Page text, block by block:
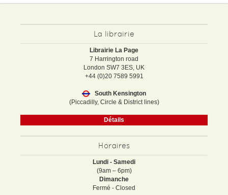
La librairie
Librairie La Page
7 Harrington road
London SW7 3ES, UK
+44 (0)20 7589 5991
South Kensington
(Piccadilly, Circle & District lines)
Détails
Horaires
Lundi - Samedi
(9am – 6pm)
Dimanche
Fermé - Closed